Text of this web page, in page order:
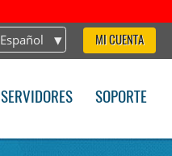
Español MI CUENTA
SERVIDORES SOPORTE